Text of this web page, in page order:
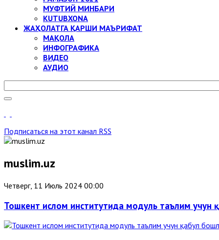
МУФТИЙ МИНБАРИ
KUTUBXONA
ЖАҲОЛАТГА ҚАРШИ МАЪРИФАТ
МАҚОЛА
ИНФОГРАФИКА
ВИДЕО
АУДИО
Подписаться на этот канал RSS
muslim.uz
Четверг, 11 Июль 2024 00:00
Тошкент ислом институтида модуль таълим учун